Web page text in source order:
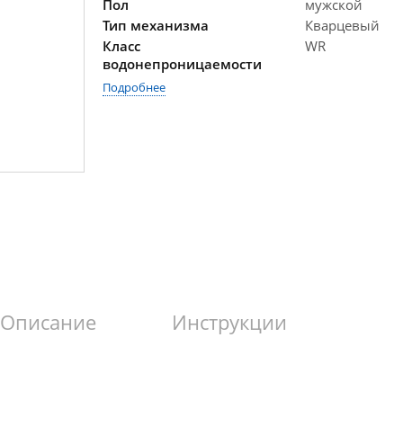
Пол
мужской
Тип механизма
Кварцевый
Класс
водонепроницаемости
WR
Подробнее
Описание Инструкции